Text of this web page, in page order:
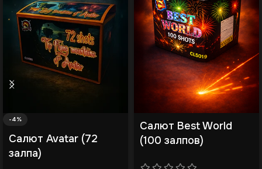
-4%
Салют Avatar (72
залпа)
Салют Best World
(100 залпов)